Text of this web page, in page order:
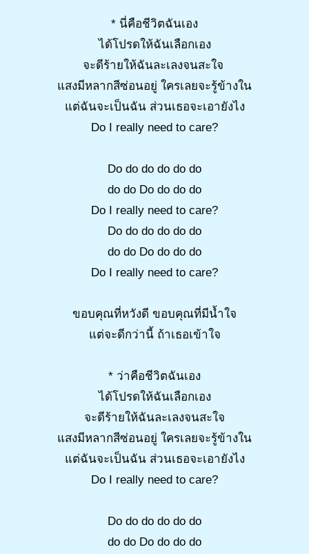
* นี่คือชีวิตฉันเอง
ได้โปรดให้ฉันเลือกเอง
จะดีร้ายให้ฉันละเลงจนสะใจ
แสงมีหลากสีซ่อนอยู่ ใครเลยจะรู้ข้างใน
แต่ฉันจะเป็นฉัน ส่วนเธอจะเอายังไง
Do I really need to care?
Do do do do do do
do do Do do do do
Do I really need to care?
Do do do do do do
do do Do do do do
Do I really need to care?
ขอบคุณที่หวังดี ขอบคุณที่มีน้ำใจ
แต่จะดีกว่านี้ ถ้าเธอเข้าใจ
* ว่าคือชีวิตฉันเอง
ได้โปรดให้ฉันเลือกเอง
จะดีร้ายให้ฉันละเลงจนสะใจ
แสงมีหลากสีซ่อนอยู่ ใครเลยจะรู้ข้างใน
แต่ฉันจะเป็นฉัน ส่วนเธอจะเอายังไง
Do I really need to care?
Do do do do do do
do do Do do do do